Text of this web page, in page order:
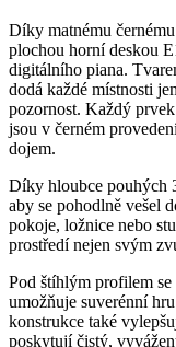
Díky matnému
plochou horní deskou
digitálního piana.
dodá každé místnosti
pozornost. Každý
jsou v černém
dojem.
Díky hloubce pouhých
aby se pohodlně vešel
pokoje, ložnice nebo
prostředí nejen svým
Pod štíhlým profilem
umožňuje suverénní
konstrukce také
poskytují čistý,